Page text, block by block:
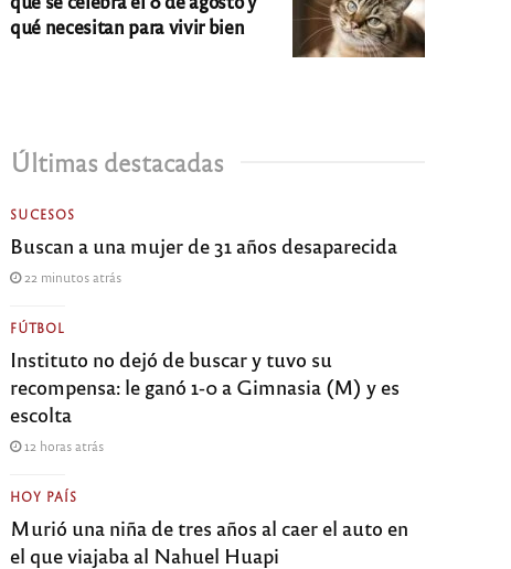
qué necesitan para vivir bien
Últimas destacadas
SUCESOS
Buscan a una mujer de 31 años desaparecida
22 minutos atrás
FÚTBOL
Instituto no dejó de buscar y tuvo su
recompensa: le ganó 1-0 a Gimnasia (M) y es
escolta
12 horas atrás
HOY PAÍS
Murió una niña de tres años al caer el auto en
el que viajaba al Nahuel Huapi